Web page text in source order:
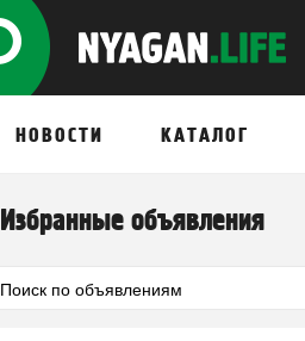
НОВОСТИ КАТАЛОГ
Избранные объявления